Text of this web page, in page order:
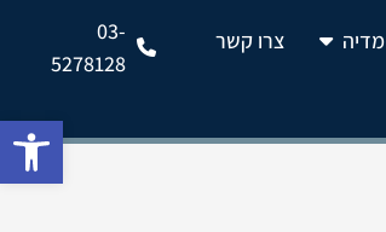
מדיה צרו קשר
03-
5278128